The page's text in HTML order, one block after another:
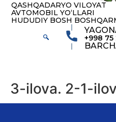
QASHQADARYO VILOYAT
AVTOMOBIL YOʻLLARI
HUDUDIY BOSH
+998 75
3-ilova. 2-1-